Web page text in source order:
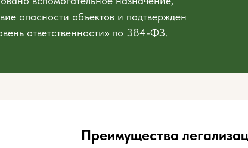
опасности объектов и подтвержден
ответственности» по 384-ФЗ.
Преимущества